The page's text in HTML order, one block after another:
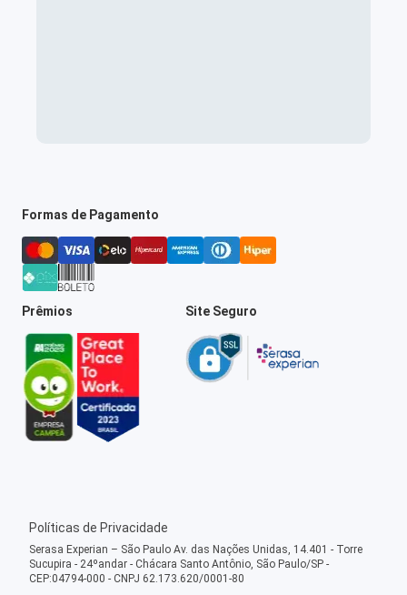
Formas de Pagamento
Prêmios Site Seguro
Políticas de Privacidade
Serasa Experian – São Paulo Av. das Nações Unidas, 14.401 - Torre
Sucupira - 24ºandar - Chácara Santo Antônio, São Paulo/SP -
CEP:04794-000 - CNPJ 62.173.620/0001-80